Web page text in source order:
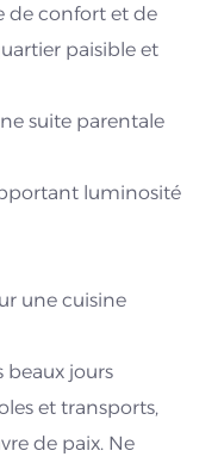
de confort et de
paisible et
suite parentale
luminosité
une cuisine
beaux jours
et transports,
de paix. Ne